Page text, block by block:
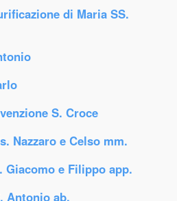
di Maria SS.
S. Croce
Nazzaro e Celso mm.
Giacomo e Filippo app.
Antonio ab.